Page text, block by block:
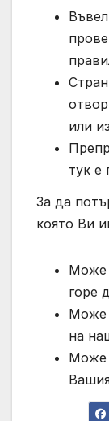
или
тук е
За да
която Ви
Може
горе
Може
на
Може